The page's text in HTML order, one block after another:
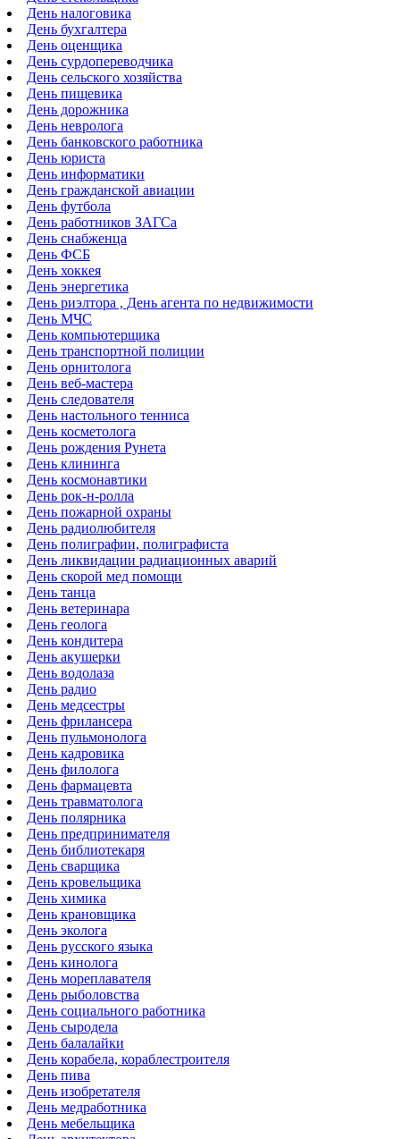
День налоговика
День бухгалтера
День оценщика
День сурдопереводчика
День сельского хозяйства
День пищевика
День дорожника
День невролога
День банковского работника
День юриста
День информатики
День гражданской авиации
День футбола
День работников ЗАГСа
День снабженца
День ФСБ
День хоккея
День энергетика
День риэлтора , День агента по недвижимости
День МЧС
День компьютерщика
День транспортной полиции
День орнитолога
День веб-мастера
День следователя
День настольного тенниса
День косметолога
День рождения Рунета
День клининга
День космонавтики
День рок-н-ролла
День пожарной охраны
День радиолюбителя
День полиграфии, полиграфиста
День ликвидации радиационных аварий
День скорой мед помощи
День танца
День ветеринара
День геолога
День кондитера
День акушерки
День водолаза
День радио
День медсестры
День фрилансера
День пульмонолога
День кадровика
День филолога
День фармацевта
День травматолога
День полярника
День предпринимателя
День библиотекаря
День сварщика
День кровельщика
День химика
День крановщика
День эколога
День русского языка
День кинолога
День мореплавателя
День рыболовства
День социального работника
День сыродела
День балалайки
День корабела, кораблестроителя
День пива
День изобретателя
День медработника
День мебельщика